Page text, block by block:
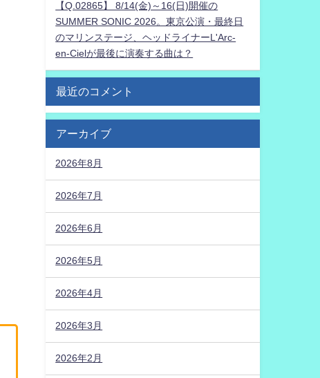
【Q.02865】 8/14(金)～16(日)開催の
SUMMER SONIC 2026。東京公演・最終日
のマリンステージ、ヘッドライナーL'Arc-
en-Cielが最後に演奏する曲は？
最近のコメント
アーカイブ
2026年8月
2026年7月
2026年6月
2026年5月
2026年4月
2026年3月
2026年2月